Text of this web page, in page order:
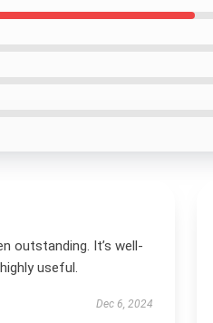
outstanding. It’s well-
useful.
Dec 6, 2024